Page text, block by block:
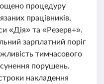
процедуру
працівників,
«Дія» та «Резерв+».
зарплатний поріг
тимчасового
порушень.
накладення